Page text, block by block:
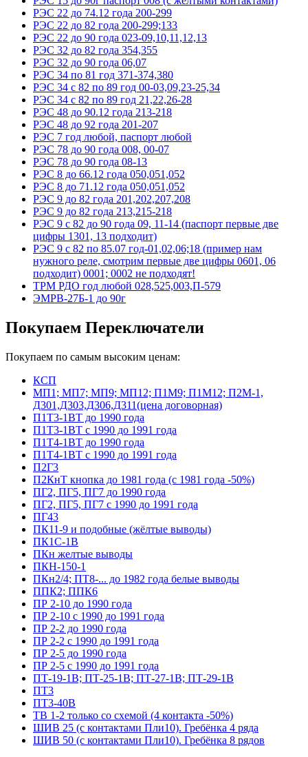
РЭС 22 до 74.12 года 200-299
РЭС 22 до 82 года 200-299;133
РЭС 22 до 90 года 023-09,10,11,12,13
РЭС 32 до 82 года 354,355
РЭС 32 до 90 года 06,07
РЭС 34 по 81 год 371-374,380
РЭС 34 с 82 по 89 год 00-03,09,23-25,34
РЭС 34 с 82 по 89 год 21,22,26-28
РЭС 48 до 90.12 года 213-218
РЭС 48 до 92 года 201-207
РЭС 7 год любой, паспорт любой
РЭС 78 до 90 года 008, 00-07
РЭС 78 до 90 года 08-13
РЭС 8 до 66.12 года 050,051,052
РЭС 8 до 71.12 года 050,051,052
РЭС 9 до 82 года 201,202,207,208
РЭС 9 до 82 года 213,215-218
РЭС 9 с 82 до 90 года 09, 11-14 (паспорт первые две
цифры 1301, 13 подходит)
РЭС 9 с 82 по 85.07 год-01,02,06;18 (пример нам
нужного реле, смотрим первые две цифры 0601, 06
подходит) 0001; 0002 не подходят!
ТРМ РДО год любой 028,525,003,П-579
ЭМРВ-27Б-1 до 90г
Покупаем Переключатели
Покупаем по самым высоким ценам:
КСП
МП1; МП7; МП9; МП12; П1М9; П1М12; П2М-1,
Д301,Д303,Д306,Д311(цена договорная)
П1Т3-1ВТ до 1990 года
П1Т3-1ВТ с 1990 до 1991 года
П1Т4-1ВТ до 1990 года
П1Т4-1ВТ с 1990 до 1991 года
П2Г3
П2КнТ кнопка до 1981 года (с 1981 года -50%)
ПГ2, ПГ5, ПГ7 до 1990 года
ПГ2, ПГ5, ПГ7 с 1990 до 1991 года
ПГ43
ПК11-9 и подобные (жёлтые выводы)
ПК1С-1В
ПКн желтые выводы
ПКН-150-1
ПКн2/4; ПТ8-... до 1982 года белые выводы
ППК2; ППК6
ПР 2-10 до 1990 года
ПР 2-10 с 1990 до 1991 года
ПР 2-2 до 1990 года
ПР 2-2 с 1990 до 1991 года
ПР 2-5 до 1990 года
ПР 2-5 с 1990 до 1991 года
ПТ-19-1В; ПТ-25-1В; ПТ-27-1В; ПТ-29-1В
ПТ3
ПТ3-40В
ТВ 1-2 только со схемой (4 контакта -50%)
ШИВ 25 (с контактами Пли10). Гребёнка 4 ряда
ШИВ 50 (с контактами Пли10). Гребёнка 8 рядов